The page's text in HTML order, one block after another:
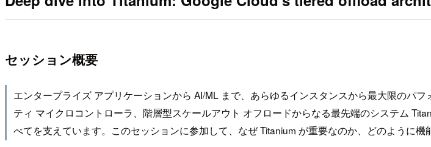
セッション概要
エンタープライズ アプリケーションから AI/ML まで、あらゆるインスタンスから最大限のパ
ティ マイクロコントローラ、階層型スケールアウト オフロードからなる最先端のシステム
べてを支えています。このセッションに参加して、なぜ Titanium が重要なのか、どのように